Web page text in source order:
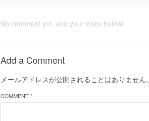
No comment yet, add your voice below!
Add a Comment
メールアドレスが公開されることはありません。
COMMENT *